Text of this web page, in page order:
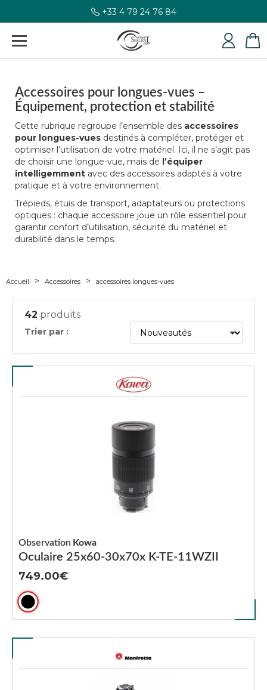
+33 4 79 24 76 84
Accessoires pour longues-vues –
Équipement, protection et stabilité
Cette rubrique regroupe l’ensemble des accessoires
pour longues-vues destinés à compléter, protéger et
optimiser l’utilisation de votre matériel. Ici, il ne s’agit pas
de choisir une longue-vue, mais de l’équiper
intelligemment avec des accessoires adaptés à votre
pratique et à votre environnement.
Trépieds, étuis de transport, adaptateurs ou protections
optiques : chaque accessoire joue un rôle essentiel pour
garantir confort d’utilisation, sécurité du matériel et
durabilité dans le temps.
Accueil Accessoires accessoires longues-vues
42 produits
Trier par :
Oculaire 25x60-30x70x K-TE-11WZII
Observation Kowa
749.00